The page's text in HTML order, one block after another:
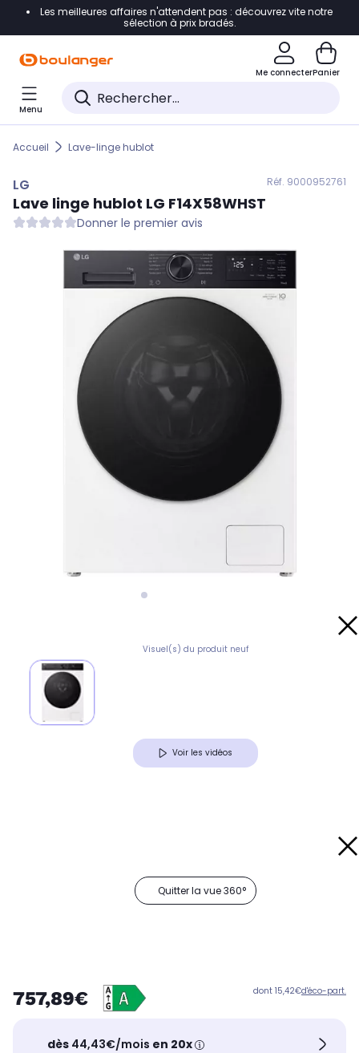
Accéder directement à la navigation
Accéder directement au pied de page
Accéder directement au chatbot
Les meilleures affaires n'attendent pas : découvrez vite notre
sélection à prix bradés.
Me connecterPanier
Menu
Accueil Lave-linge hublot
LG Réf. 9000952761
Lave linge hublot LG F14X58WHST
Donner le premier avis
Visuel(s) du produit neuf
Voir les vidéos
Quitter la vue 360°
757,89€ dont 15,42€d'éco-part.
dès 44,43€/mois en 20x